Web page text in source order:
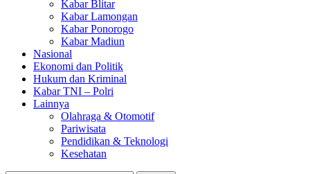
Kabar Blitar
Kabar Lamongan
Kabar Ponorogo
Kabar Madiun
Nasional
Ekonomi dan Politik
Hukum dan Kriminal
Kabar TNI – Polri
Lainnya
Olahraga & Otomotif
Pariwisata
Pendidikan & Teknologi
Kesehatan